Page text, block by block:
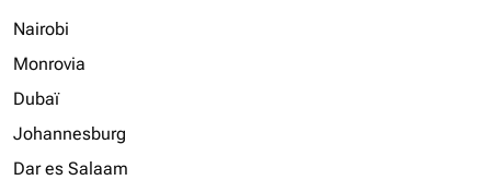
Nairobi
Monrovia
Dubaï
Johannesburg
Dar es Salaam